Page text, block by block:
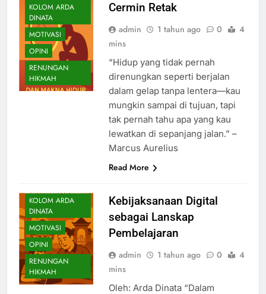
KOLOM ARDA
DINATA
MOTIVASI
OPINI
RENUNGAN
HIKMAH
Cermin Retak
admin 1 tahun ago 0
4
mins
“Hidup yang tidak pernah
direnungkan seperti berjalan
dalam gelap tanpa lentera—kau
mungkin sampai di tujuan, tapi
tak pernah tahu apa yang kau
lewatkan di sepanjang jalan.” –
Marcus Aurelius
Read More
KOLOM ARDA
DINATA
MOTIVASI
OPINI
RENUNGAN
HIKMAH
Kebijaksanaan Digital
sebagai Lanskap
Pembelajaran
admin 1 tahun ago 0
4
mins
Oleh: Arda Dinata “Dalam